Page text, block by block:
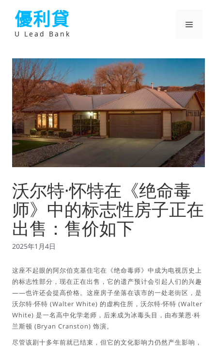
優利貸
U Lead Bank
選
沃尔特·怀特在《绝命毒
师》中的标志性房子正在
出售：售价如下
2025年1月4日
这座不起眼的阿尔伯克基住宅在《绝命毒师》中成为电视历史上
的标志性部分，现在正在出售，它的遗产预计会引起人们的兴趣
——也许还会提高价格。这座房子坐落在该市的一处老街区，是
沃尔特·怀特 (Walter White) 的虚构住所，沃尔特·怀特 (Walter
White) 是一名高中化学老师，后来成为冰毒头目，由布莱恩·科
兰斯顿 (Bryan Cranston) 饰演。
尽管该剧十多年前就已结束，但它的文化影响力仍然产生影响，